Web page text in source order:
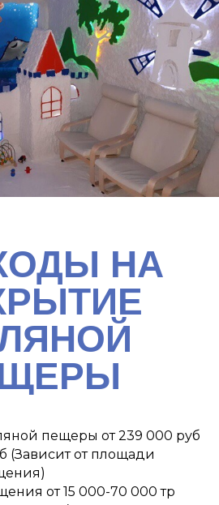
НА
пещеры от 239 000 руб
(Зависит от площади
от 15 000-70 000 тр